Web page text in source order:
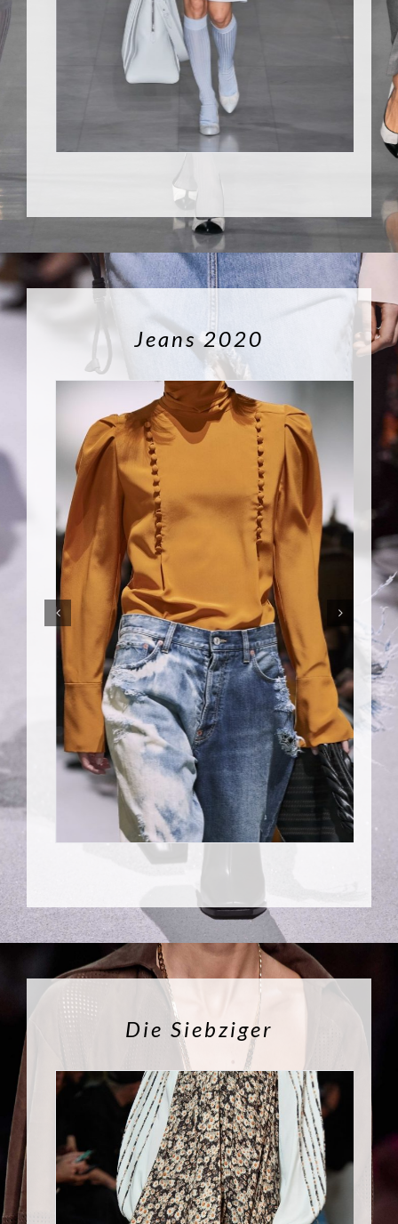
Jeans 2020
Die Siebziger